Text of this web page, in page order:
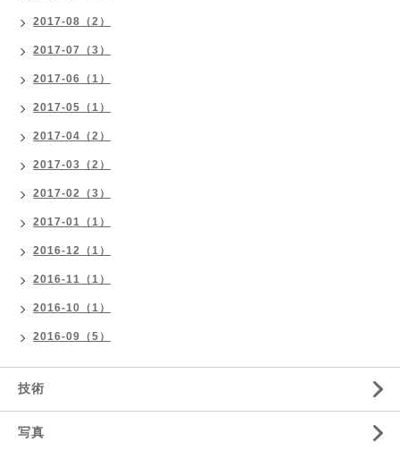
2017-08（2）
2017-07（3）
2017-06（1）
2017-05（1）
2017-04（2）
2017-03（2）
2017-02（3）
2017-01（1）
2016-12（1）
2016-11（1）
2016-10（1）
2016-09（5）
技術
写真